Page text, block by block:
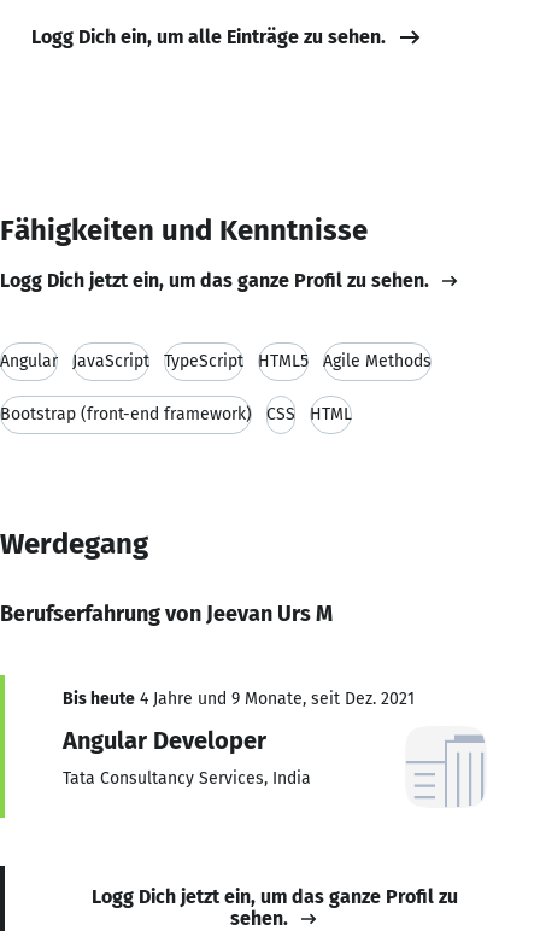
Logg Dich ein, um alle Einträge zu sehen.
Fähigkeiten und Kenntnisse
Logg Dich jetzt ein, um das ganze Profil zu sehen.
Angular JavaScript TypeScript HTML5 Agile Methods
Bootstrap (front-end framework) CSS HTML
Werdegang
Berufserfahrung von Jeevan Urs M
Bis heute 4 Jahre und 9 Monate, seit Dez. 2021
Angular Developer
Tata Consultancy Services, India
Logg Dich jetzt ein, um das ganze Profil zu
sehen.